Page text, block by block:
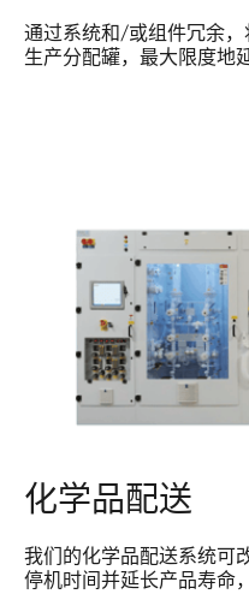
通过系统和/或组件冗余
生产分配罐，最大限度地
化学品配送
我们的化学品配送系统可
停机时间并延长产品寿命